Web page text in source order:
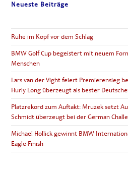
Neueste Beiträge
Ruhe im Kopf vor dem Schlag
BMW Golf Cup begeistert mit neuem
Menschen
Lars van der Vight feiert Premierensieg
Hurly Long überzeugt als bester
Platzrekord zum Auftakt: Mruzek setzt
Schmidt überzeugt bei der German
Michael Hollick gewinnt BMW
Eagle-Finish